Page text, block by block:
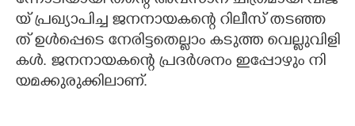
യ് ​പ്ര​ഖ്യാ​പി​ച്ച​ ​ജ​ന​നാ​യ​ക​ന്റെ​ ​റി​ലീ​സ് ​ത​ട​ഞ്ഞ​
ത് ​ഉ​ൾ​പ്പെ​ടെ​ ​നേ​രി​ട്ട​തെ​ല്ലാം​ ​ക​ടു​ത്ത​ ​വെ​ല്ലു​വി​ളി​
ക​ൾ.​ ​ജ​ന​നാ​യ​ക​ന്റെ​ ​പ്ര​ദ​ർ​ശ​നം​ ​ഇ​പ്പോ​ഴും​ ​നി​
യ​മ​ക്കു​രു​ക്കി​ലാ​ണ്.